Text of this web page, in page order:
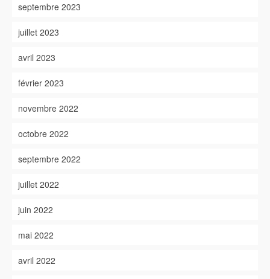
septembre 2023
juillet 2023
avril 2023
février 2023
novembre 2022
octobre 2022
septembre 2022
juillet 2022
juin 2022
mai 2022
avril 2022